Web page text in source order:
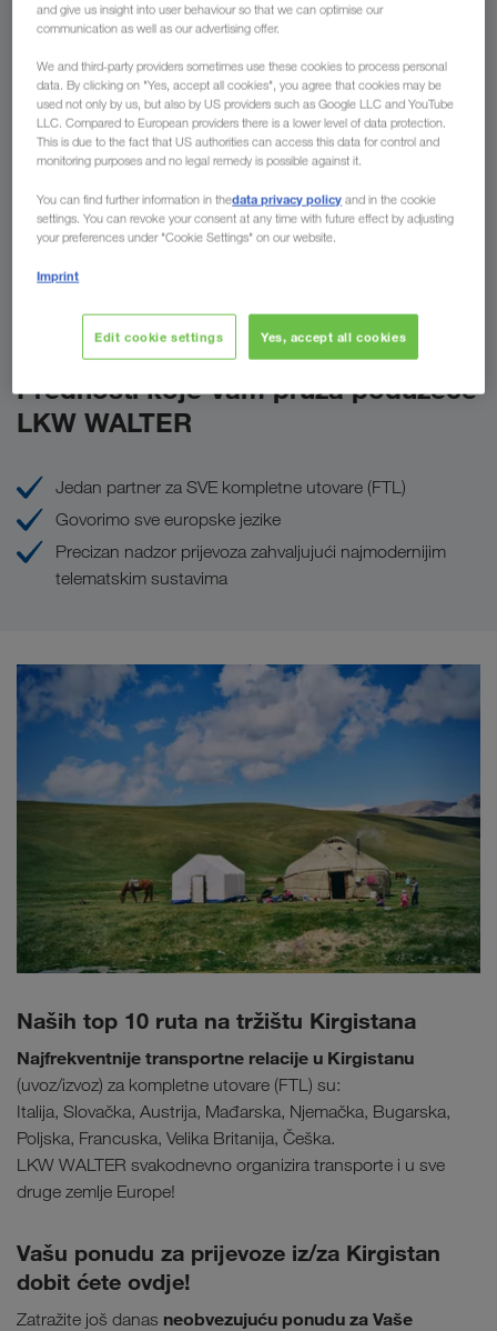
Za
Država
Pošaljite upit
Prednosti koje Vam pruža poduzeće
LKW WALTER
Jedan partner za SVE kompletne utovare (FTL)
Govorimo sve europske jezike
Precizan nadzor prijevoza zahvaljujući najmodernijim
telematskim sustavima
Naših top 10 ruta na tržištu Kirgistana
Najfrekventnije transportne relacije u Kirgistanu
(uvoz/izvoz) za kompletne utovare (FTL) su:
Italija, Slovačka, Austrija, Mađarska, Njemačka, Bugarska,
Poljska, Francuska, Velika Britanija, Češka.
LKW WALTER svakodnevno organizira transporte i u sve
druge zemlje Europe!
Vašu ponudu za prijevoze iz/za Kirgistan
dobit ćete ovdje!
Zatražite još danas neobvezujuću ponudu za Vaše
and give us insight into user behaviour so that we can optimise our
communication as well as our advertising offer.
We and third-party providers sometimes use these cookies to process personal
data. By clicking on "Yes, accept all cookies", you agree that cookies may be
used not only by us, but also by US providers such as Google LLC and YouTube
LLC. Compared to European providers there is a lower level of data protection.
This is due to the fact that US authorities can access this data for control and
monitoring purposes and no legal remedy is possible against it.
You can find further information in thedata privacy policy and in the cookie
settings. You can revoke your consent at any time with future effect by adjusting
your preferences under "Cookie Settings" on our website.
Imprint
Edit cookie settings Yes, accept all cookies